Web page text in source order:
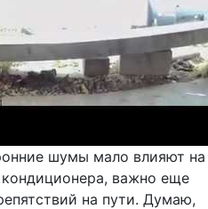
шумы мало влияют на
важно еще
на пути. Думаю,